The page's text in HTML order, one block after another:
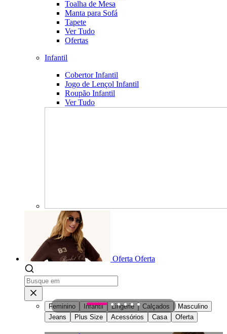
Toalha de Mesa
Manta para Sofá
Tapete
Ver Tudo
Ofertas
Infantil
Cobertor Infantil
Jogo de Lençol Infantil
Roupão Infantil
Ver Tudo
Oferta Oferta
Feminino Infantil Lingerie Calçados
Masculino
Jeans
Plus Size Acessórios Casa Oferta
1 2 3 4 5 6